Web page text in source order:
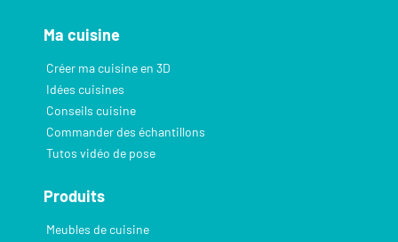
Ma cuisine
Créer ma cuisine en 3D
Idées cuisines
Conseils cuisine
Commander des échantillons
Tutos vidéo de pose
Produits
Meubles de cuisine